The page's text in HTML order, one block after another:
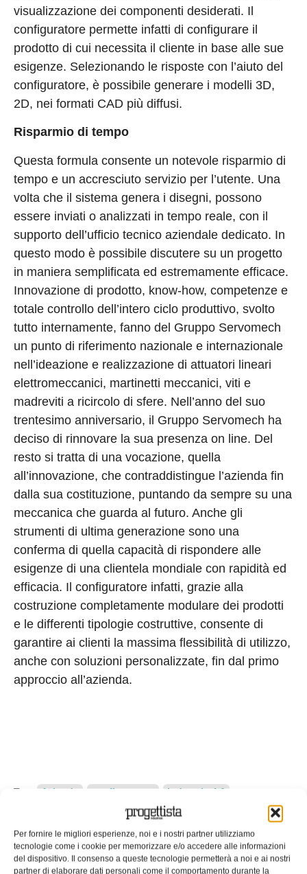
Per fornire le migliori esperienze, noi e i nostri partner utilizziamo
tecnologie come i cookie per memorizzare e/o accedere alle informazioni
del dispositivo. Il consenso a queste tecnologie permetterà a noi e ai nostri
partner di elaborare dati personali come il comportamento durante la
visualizzazione dei componenti desiderati. Il
configuratore permette infatti di configurare il
prodotto di cui necessita il cliente in base alle sue
esigenze. Selezionando le risposte con l’aiuto del
configuratore, è possibile generare i modelli 3D,
2D, nei formati CAD più diffusi.
Risparmio di tempo
Questa formula consente un notevole risparmio di
tempo e un accresciuto servizio per l’utente. Una
volta che il sistema genera i disegni, possono
essere inviati o analizzati in tempo reale, con il
supporto dell’ufficio tecnico aziendale dedicato. In
questo modo è possibile discutere su un progetto
in maniera semplificata ed estremamente efficace.
Innovazione di prodotto, know-how, competenze e
totale controllo dell’intero ciclo produttivo, svolto
tutto internamente, fanno del Gruppo Servomech
un punto di riferimento nazionale e internazionale
nell’ideazione e realizzazione di attuatori lineari
elettromeccanici, martinetti meccanici, viti e
madreviti a ricircolo di sfere. Nell’anno del suo
trentesimo anniversario, il Gruppo Servomech ha
deciso di rinnovare la sua presenza on line. Del
resto si tratta di una vocazione, quella
all’innovazione, che contraddistingue l’azienda fin
dalla sua costituzione, puntando da sempre su una
meccanica che guarda al futuro. Anche gli
strumenti di ultima generazione sono una
conferma di quella capacità di rispondere alle
esigenze di una clientela mondiale con rapidità ed
efficacia. Il configuratore infatti, grazie alla
costruzione completamente modulare dei prodotti
e le differenti tipologie costruttive, consente di
garantire ai clienti la massima flessibilità di utilizzo,
anche con soluzioni personalizzate, fin dal primo
approccio all’azienda.
Tag: Aziende configuratore
Industria 4.0
servomech sito
EDICOLA WEB